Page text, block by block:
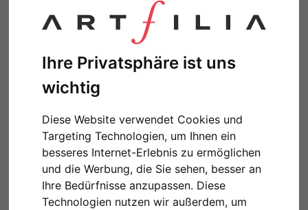
Ihre Privatsphäre ist uns
wichtig
Diese Website verwendet Cookies und
Targeting Technologien, um Ihnen ein
besseres Internet-Erlebnis zu ermöglichen
und die Werbung, die Sie sehen, besser an
Ihre Bedürfnisse anzupassen. Diese
Technologien nutzen wir außerdem, um